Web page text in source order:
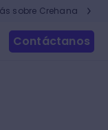
sobre Crehana
Contáctanos